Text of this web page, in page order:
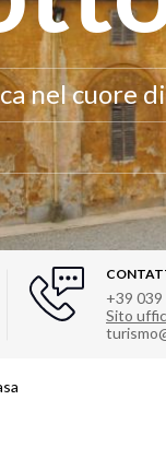
nel cuore
+39
Sito